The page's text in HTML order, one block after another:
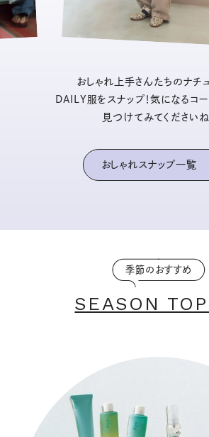
おしゃれ上手さんたちのナチ
DAILY服をスナップ！気になるコー
見つけてみてくださいね
おしゃれスナップ一覧
季節のおすすめ
SEASON